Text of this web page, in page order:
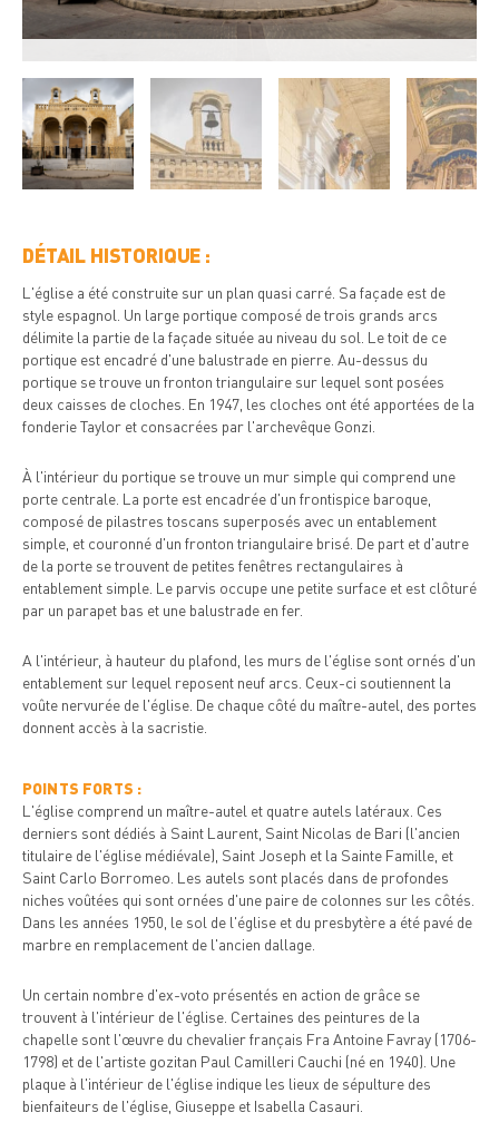
DÉTAIL HISTORIQUE :
L'église a été construite sur un plan quasi carré. Sa façade est de
style espagnol. Un large portique composé de trois grands arcs
délimite la partie de la façade située au niveau du sol. Le toit de ce
portique est encadré d'une balustrade en pierre. Au-dessus du
portique se trouve un fronton triangulaire sur lequel sont posées
deux caisses de cloches. En 1947, les cloches ont été apportées de la
fonderie Taylor et consacrées par l'archevêque Gonzi.
À l'intérieur du portique se trouve un mur simple qui comprend une
porte centrale. La porte est encadrée d'un frontispice baroque,
composé de pilastres toscans superposés avec un entablement
simple, et couronné d'un fronton triangulaire brisé. De part et d'autre
de la porte se trouvent de petites fenêtres rectangulaires à
entablement simple. Le parvis occupe une petite surface et est clôturé
par un parapet bas et une balustrade en fer.
A l'intérieur, à hauteur du plafond, les murs de l'église sont ornés d'un
entablement sur lequel reposent neuf arcs. Ceux-ci soutiennent la
voûte nervurée de l'église. De chaque côté du maître-autel, des portes
donnent accès à la sacristie.
POINTS FORTS :
L'église comprend un maître-autel et quatre autels latéraux. Ces
derniers sont dédiés à Saint Laurent, Saint Nicolas de Bari (l'ancien
titulaire de l'église médiévale), Saint Joseph et la Sainte Famille, et
Saint Carlo Borromeo. Les autels sont placés dans de profondes
niches voûtées qui sont ornées d'une paire de colonnes sur les côtés.
Dans les années 1950, le sol de l'église et du presbytère a été pavé de
marbre en remplacement de l'ancien dallage.
Un certain nombre d'ex-voto présentés en action de grâce se
trouvent à l'intérieur de l'église. Certaines des peintures de la
chapelle sont l'œuvre du chevalier français Fra Antoine Favray (1706-
1798) et de l'artiste gozitan Paul Camilleri Cauchi (né en 1940). Une
plaque à l'intérieur de l'église indique les lieux de sépulture des
bienfaiteurs de l'église, Giuseppe et Isabella Casauri.